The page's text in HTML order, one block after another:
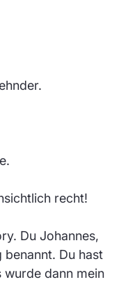
recht!
Du Johannes,
benannt. Du hast
wurde dann mein